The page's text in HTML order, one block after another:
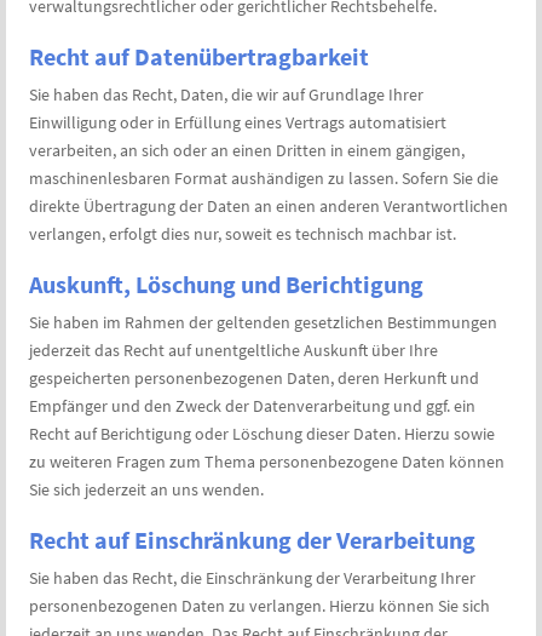
verwaltungsrechtlicher oder gerichtlicher Rechtsbehelfe.
Recht auf Daten­übertrag­barkeit
Sie haben das Recht, Daten, die wir auf Grundlage Ihrer
Einwilligung oder in Erfüllung eines Vertrags automatisiert
verarbeiten, an sich oder an einen Dritten in einem gängigen,
maschinenlesbaren Format aushändigen zu lassen. Sofern Sie die
direkte Übertragung der Daten an einen anderen Verantwortlichen
verlangen, erfolgt dies nur, soweit es technisch machbar ist.
Auskunft, Löschung und Berichtigung
Sie haben im Rahmen der geltenden gesetzlichen Bestimmungen
jederzeit das Recht auf unentgeltliche Auskunft über Ihre
gespeicherten personenbezogenen Daten, deren Herkunft und
Empfänger und den Zweck der Datenverarbeitung und ggf. ein
Recht auf Berichtigung oder Löschung dieser Daten. Hierzu sowie
zu weiteren Fragen zum Thema personenbezogene Daten können
Sie sich jederzeit an uns wenden.
Recht auf Einschränkung der Verarbeitung
Sie haben das Recht, die Einschränkung der Verarbeitung Ihrer
personenbezogenen Daten zu verlangen. Hierzu können Sie sich